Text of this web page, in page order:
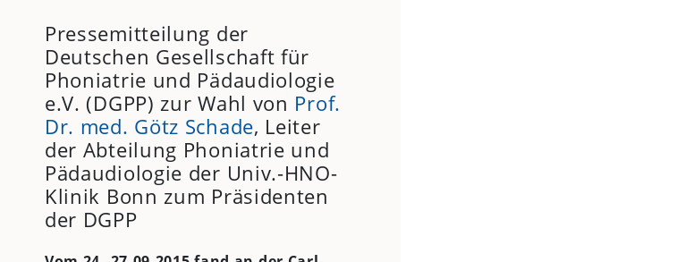
Pressemitteilung der
Deutschen Gesellschaft für
Phoniatrie und Pädaudiologie
e.V. (DGPP) zur Wahl von Prof.
Dr. med. Götz Schade, Leiter
der Abteilung Phoniatrie und
Pädaudiologie der Univ.-HNO-
Klinik Bonn zum Präsidenten
der DGPP